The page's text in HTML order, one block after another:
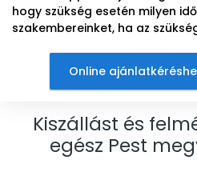
hogy szükség esetén milyen
szakembereinket, ha az
Online
Kiszállást és
egész Pest